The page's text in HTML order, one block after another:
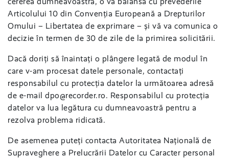
Articolului 10 din Convenția Europeană a Drepturilor
Omului – Libertatea de exprimare – și vă va comunica o
decizie în termen de 30 de zile de la primirea solicitării.
Dacă doriți să înaintați o plângere legată de modul în
care v-am procesat datele personale, contactați
responsabilul cu protecția datelor la următoarea adresă
de e-mail dpo@recorder.ro. Responsabilul cu protecția
datelor va lua legătura cu dumneavoastră pentru a
rezolva problema ridicată.
De asemenea puteți contacta Autoritatea Națională de
Supraveghere a Prelucrării Datelor cu Caracter personal